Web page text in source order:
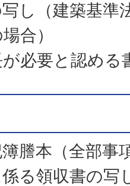
し（建築基準
合）
必要と認める
謄本（全部事
る領収書の写